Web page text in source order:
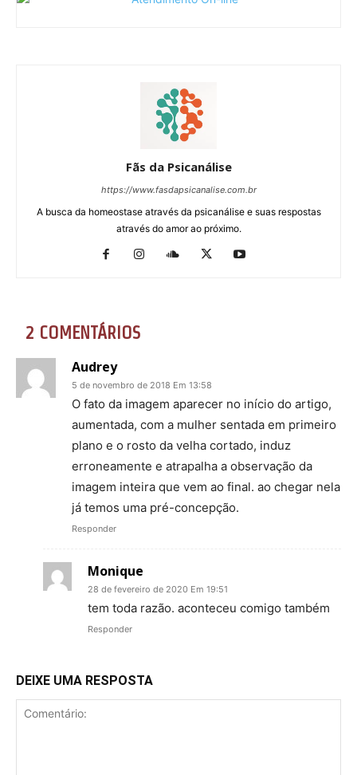
Fãs da Psicanálise
https://www.fasdapsicanalise.com.br
A busca da homeostase através da psicanálise e suas respostas
através do amor ao próximo.
2 COMENTÁRIOS
Audrey
5 de novembro de 2018 Em 13:58
O fato da imagem aparecer no início do artigo,
aumentada, com a mulher sentada em primeiro
plano e o rosto da velha cortado, induz
erroneamente e atrapalha a observação da
imagem inteira que vem ao final. ao chegar nela
já temos uma pré-concepção.
Responder
Monique
28 de fevereiro de 2020 Em 19:51
tem toda razão. aconteceu comigo também
Responder
DEIXE UMA RESPOSTA